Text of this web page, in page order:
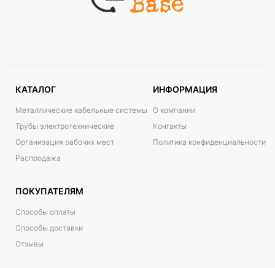
КАТАЛОГ
Металлические кабельные системы
Трубы электротехнические
Организация рабочих мест
Распродажа
ИНФОРМАЦИЯ
О компании
Контакты
Политика конфиденциальности
ПОКУПАТЕЛЯМ
Способы оплаты
Способы доставки
Отзывы